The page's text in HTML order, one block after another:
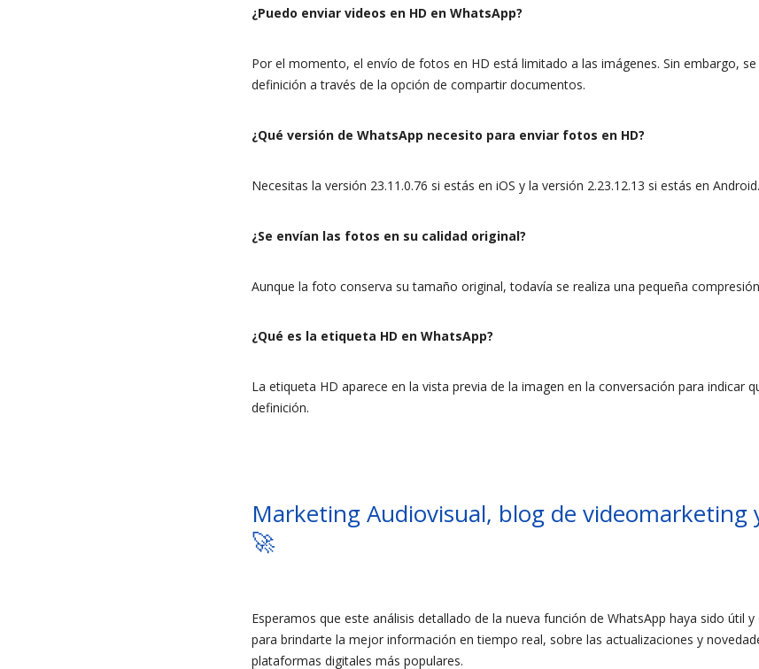
¿Puedo enviar videos en HD en WhatsApp?
Por el momento, el envío de fotos en HD está limitado a las imágenes. Sin embargo,
definición a través de la opción de compartir documentos.
¿Qué versión de WhatsApp necesito para enviar fotos en HD?
Necesitas la versión 23.11.0.76 si estás en iOS y la versión 2.23.12.13 si estás en Android.
¿Se envían las fotos en su calidad original?
Aunque la foto conserva su tamaño original, todavía se realiza una pequeña
¿Qué es la etiqueta HD en WhatsApp?
La etiqueta HD aparece en la vista previa de la imagen en la conversación para indicar
definición.
Marketing Audiovisual, blog de
🚀
Esperamos que este análisis detallado de la nueva función de WhatsApp haya sido útil
para brindarte la mejor información en tiempo real, sobre las actualizaciones y
plataformas digitales más populares.